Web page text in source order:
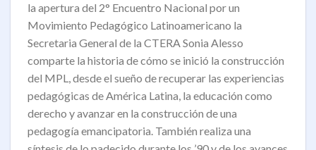
la apertura del 2° Encuentro Nacional por un
Movimiento Pedagógico Latinoamericano la
Secretaria General de la CTERA Sonia Alesso
comparte la historia de cómo se inició la construcción
del MPL, desde el sueño de recuperar las experiencias
pedagógicas de América Latina, la educación como
derecho y avanzar en la construcción de una
pedagogía emancipatoria. También realiza una